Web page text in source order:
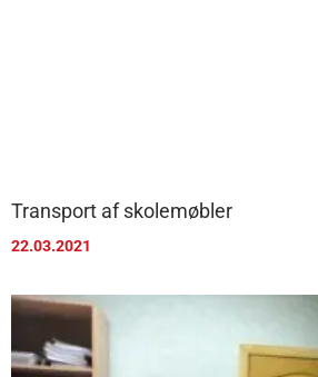
Transport af skolemøbler
22.03.2021